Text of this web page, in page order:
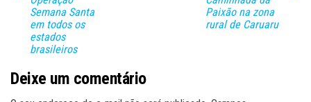
Semana Santa
em todos os
estados
brasileiros
Paixão na zona
rural de Caruaru
Deixe um comentário